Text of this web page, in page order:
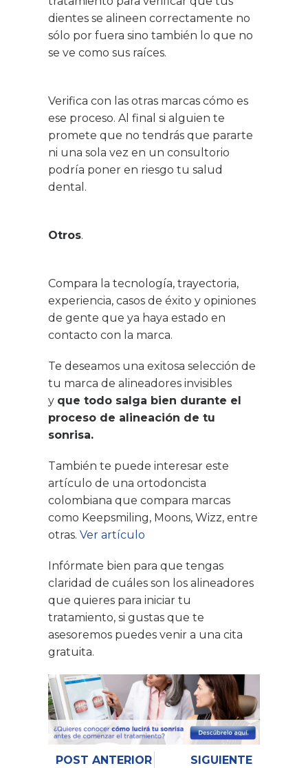
dientes se alineen correctamente no
sólo por fuera sino también lo que no
se ve como sus raíces.
Verifica con las otras marcas cómo es
ese proceso. Al final si alguien te
promete que no tendrás que pararte
ni una sola vez en un consultorio
podría poner en riesgo tu salud
dental.
Otros.
Compara la tecnología, trayectoria,
experiencia, casos de éxito y opiniones
de gente que ya haya estado en
contacto con la marca.
Te deseamos una exitosa selección de
tu marca de alineadores invisibles
y que todo salga bien durante el
proceso de alineación de tu
sonrisa.
También te puede interesar este
artículo de una ortodoncista
colombiana que compara marcas
como Keepsmiling, Moons, Wizz, entre
otras. Ver artículo
Infórmate bien para que tengas
claridad de cuáles son los alineadores
que quieres para iniciar tu
tratamiento, si gustas que te
asesoremos puedes venir a una cita
gratuita.
POST ANTERIOR
SIGUIENTE